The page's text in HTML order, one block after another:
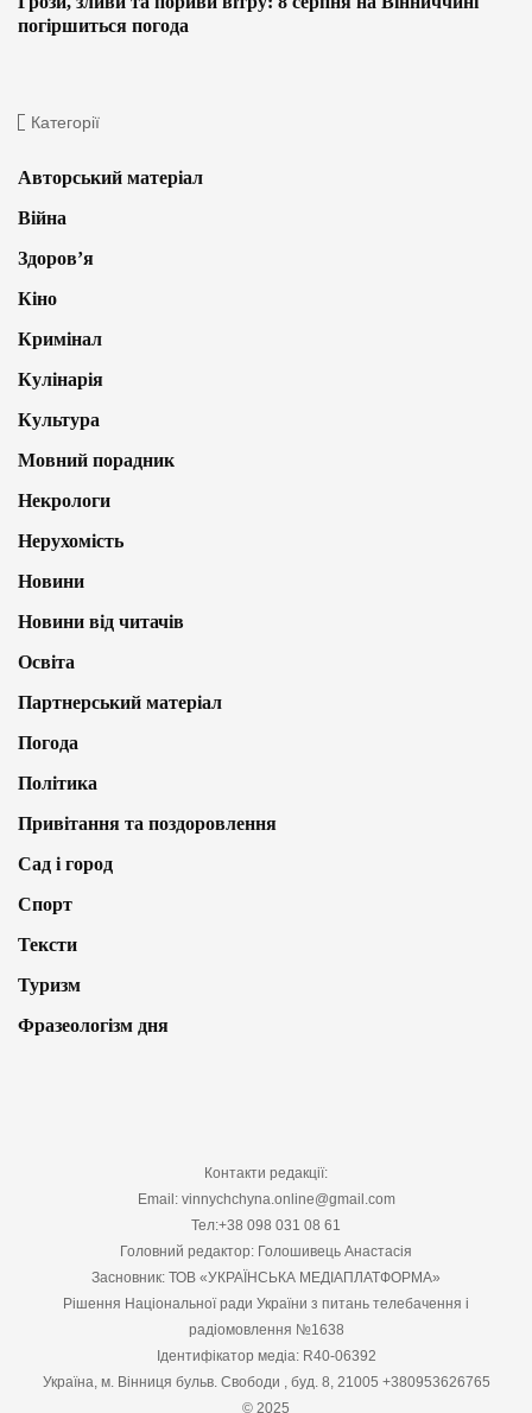
погіршиться погода
Категорії
Авторський матеріал
Війна
Здоров’я
Кіно
Кримінал
Кулінарія
Культура
Мовний порадник
Некрологи
Нерухомість
Новини
Новини від читачів
Освіта
Партнерський матеріал
Погода
Політика
Привітання та поздоровлення
Сад і город
Спорт
Тексти
Туризм
Фразеологізм дня
Контакти редакції:
Email: vinnychchyna.online@gmail.com
Тел:+38 098 031 08 61
Головний редактор: Голошивець Анастасія
Засновник: ТОВ «УКРАЇНСЬКА МЕДІАПЛАТФОРМА»
Рішення Національної ради України з питань телебачення і
радіомовлення №1638
Ідентифікатор медіа: R40-06392
Україна, м. Вінниця бульв. Свободи , буд. 8, 21005 +380953626765
© 2025